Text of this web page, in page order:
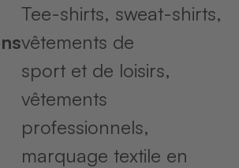
byUsercentrics Consent
Tee-shirts, sweat-shirts,
vêtements de
sport et de loisirs,
vêtements
professionnels,
marquage textile en